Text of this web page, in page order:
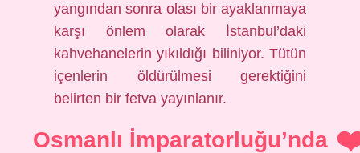
yangından sonra olası bir ayaklanmaya
karşı önlem olarak İstanbul’daki
kahvehanelerin yıkıldığı biliniyor. Tütün
içenlerin öldürülmesi gerektiğini
belirten bir fetva yayınlanır.
Osmanlı İmparatorluğu’nda